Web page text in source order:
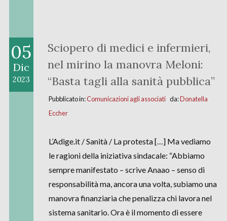
Sciopero di medici e infermieri,
nel mirino la manovra Meloni:
“Basta tagli alla sanità pubblica”
05
Dic
2023
Pubblicato in:Comunicazioni agli associatida:Donatella
Eccher
L’Adige.it / Sanità / La protesta […] Ma vediamo
le ragioni della iniziativa sindacale: “Abbiamo
sempre manifestato – scrive Anaao – senso di
responsabilità ma, ancora una volta, subiamo una
manovra finanziaria che penalizza chi lavora nel
sistema sanitario. Ora è il momento di essere